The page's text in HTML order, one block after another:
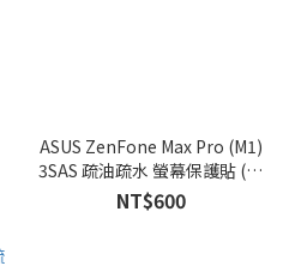
ASUS ZenFone Max Pro (M1)
3SAS 疏油疏水 螢幕保護貼 (塑
膠製品)
NT$600